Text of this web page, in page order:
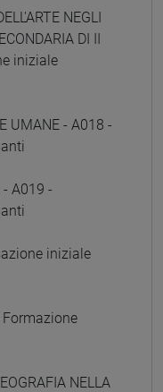
NEGLI
DI II
iniziale
UMANE - A018 -
- A019 -
iniziale
Formazione
NELLA